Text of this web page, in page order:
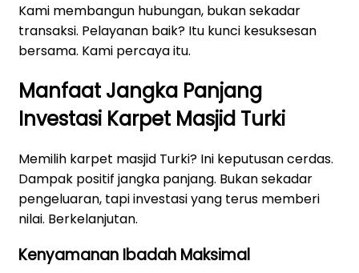
Kami membangun hubungan, bukan sekadar
transaksi. Pelayanan baik? Itu kunci kesuksesan
bersama. Kami percaya itu.
Manfaat Jangka Panjang
Investasi Karpet Masjid Turki
Memilih karpet masjid Turki? Ini keputusan cerdas.
Dampak positif jangka panjang. Bukan sekadar
pengeluaran, tapi investasi yang terus memberi
nilai. Berkelanjutan.
Kenyamanan Ibadah Maksimal